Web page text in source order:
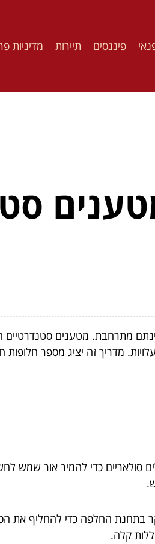
פיננסים תיירות מדיניות
כדי להמיר אור שמש
בתחנת החלפה כדי להחליף את
קלה.